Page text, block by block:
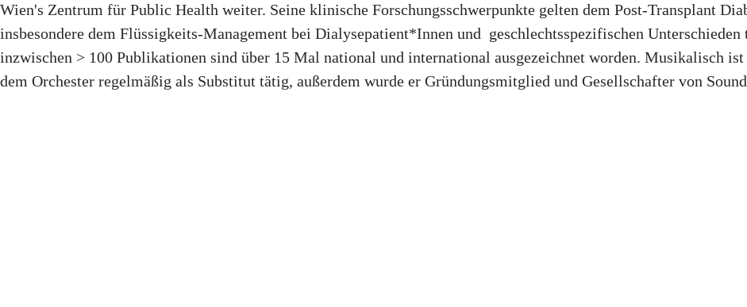
Wien's Zentrum für Public Health weiter. Seine klinische Forschungsschwerpunkte gelten dem Post-Transplant
insbesondere dem Flüssigkeits-Management bei Dialysepatient*Innen und geschlechtsspezifischen
inzwischen > 100 Publikationen sind über 15 Mal national und international ausgezeichnet worden. Musikalisch
dem Orchester regelmäßig als Substitut tätig, außerdem wurde er Gründungsmitglied und Gesellschafter von